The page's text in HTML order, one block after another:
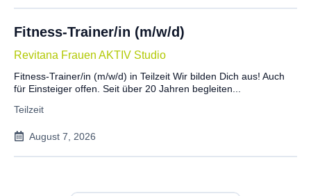
Fitness-Trainer/in (m/w/d)
Revitana Frauen AKTIV Studio
Teilzeit
Fitness-Trainer/in (m/w/d) in Teilzeit Wir bilden Dich aus! Auch
für Einsteiger offen. Seit über 20 Jahren begleiten...
August 7, 2026